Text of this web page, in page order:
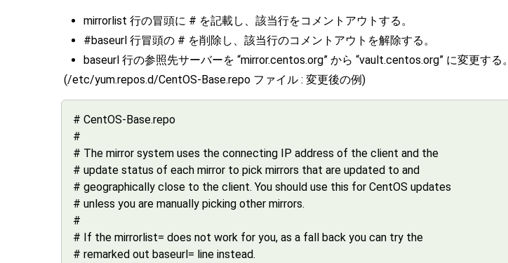
mirrorlist 行の冒頭に # を記載し、該当行をコメントアウトする。
#baseurl 行冒頭の # を削除し、該当行のコメントアウトを解除する。
baseurl 行の参照先サーバーを “mirror.centos.org” から “vault.centos.org” に変更する。
(/etc/yum.repos.d/CentOS-Base.repo ファイル : 変更後の例)
# CentOS-Base.repo
#
# The mirror system uses the connecting IP address of the client and the
# update status of each mirror to pick mirrors that are updated to and
# geographically close to the client. You should use this for CentOS updates
# unless you are manually picking other mirrors.
#
# If the mirrorlist= does not work for you, as a fall back you can try the
# remarked out baseurl= line instead.